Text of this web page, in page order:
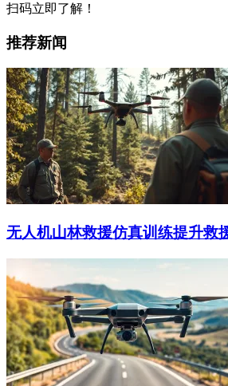
扫码立即了解！
推荐新闻
无人机山林救援仿真训练提升救